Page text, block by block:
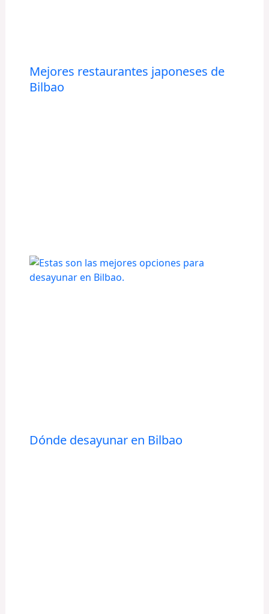
Mejores restaurantes japoneses de
Bilbao
Dónde desayunar en Bilbao